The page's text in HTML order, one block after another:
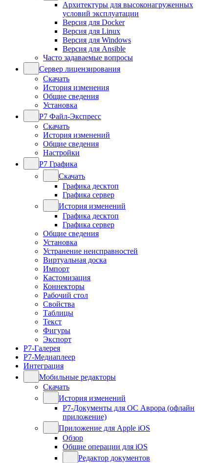
Архитектуры для высоконагруженных
условий эксплуатации
Версия для Docker
Версия для Linux
Версия для Windows
Версия для Ansible
Часто задаваемые вопросы
Сервер лицензирования
Скачать
История изменения
Общие сведения
Установка
Р7 Файл-Экспресс
Скачать
История изменений
Общие сведения
Настройки
Р7 Графика
Скачать
Графика десктоп
Графика сервер
История изменений
Графика десктоп
Графика сервер
Общие сведения
Установка
Устранение неисправностей
Виртуальная доска
Импорт
Кастомизация
Коннекторы
Рабочий стол
Свойства
Таблицы
Текст
Фигуры
Экспорт
Р7-Галерея
Р7-Медиаплеер
Интеграция
Мобильные редакторы
Скачать
История изменений
Р7-Документы для ОС Аврора (офлайн
приложение)
Приложение для Apple iOS
Обзор
Общие операции для iOS
Редактор документов